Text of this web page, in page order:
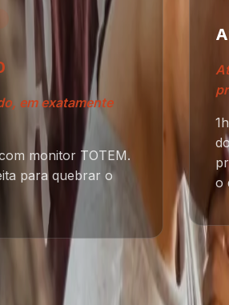
em exatamente
monitor TOTEM.
para quebrar o
o